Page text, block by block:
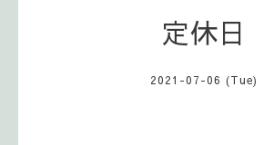
定休日
2021-07-06 (Tue)